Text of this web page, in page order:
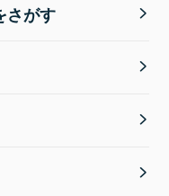
さがす